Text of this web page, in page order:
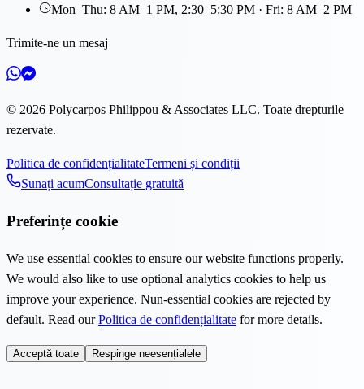
Mon–Thu: 8 AM–1 PM, 2:30–5:30 PM · Fri: 8 AM–2 PM
Trimite-ne un mesaj
© 2026 Polycarpos Philippou & Associates LLC. Toate drepturile
rezervate.
Politica de confidențialitateTermeni și condiții
Sunați acumConsultație gratuită
Preferințe cookie
We use essential cookies to ensure our website functions properly.
We would also like to use optional analytics cookies to help us
improve your experience. Nun-essential cookies are rejected by
default. Read ourPolitica de confidențialitate for more details.
Acceptă toate Respinge neesențialele